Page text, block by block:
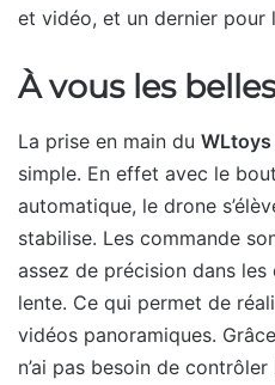
et vidéo, et un dernier pour
À vous les
La prise en main du WLtoys
simple. En effet avec le
automatique, le drone
stabilise. Les commande
assez de précision dans
lente. Ce qui permet de
vidéos panoramiques.
n’ai pas besoin de